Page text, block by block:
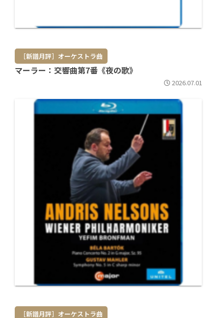
［新譜月評］オーケストラ曲
マーラー：交響曲第7番《夜の歌》
2026.07.01
［新譜月評］オーケストラ曲